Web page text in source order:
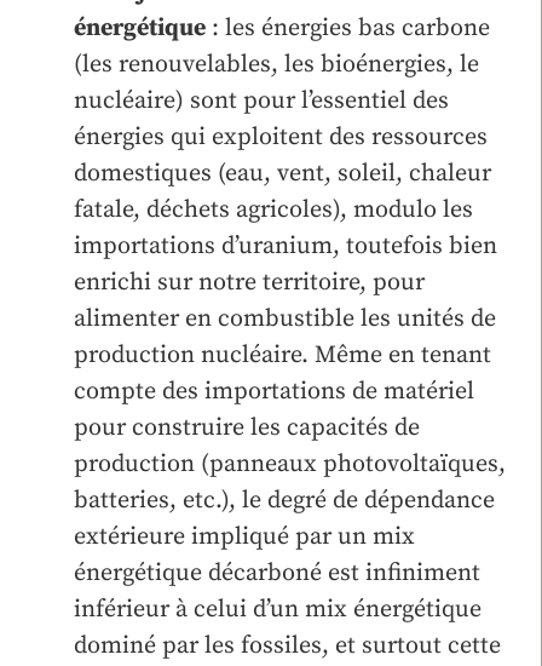
énergétique : les énergies bas carbone
(les renouvelables, les bioénergies, le
nucléaire) sont pour l’essentiel des
énergies qui exploitent des ressources
domestiques (eau, vent, soleil, chaleur
fatale, déchets agricoles), modulo les
importations d’uranium, toutefois bien
enrichi sur notre territoire, pour
alimenter en combustible les unités de
production nucléaire. Même en tenant
compte des importations de matériel
pour construire les capacités de
production (panneaux photovoltaïques,
batteries, etc.), le degré de dépendance
extérieure impliqué par un mix
énergétique décarboné est infiniment
inférieur à celui d’un mix énergétique
dominé par les fossiles, et surtout cette